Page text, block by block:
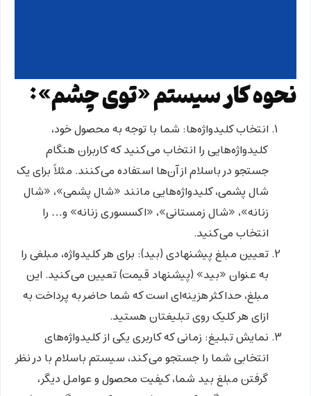
نحوه کار سیستم «توی چشم»:
انتخاب کلیدواژه‌ها: شما با توجه به محصول خود،
کلیدواژه‌هایی را انتخاب می‌کنید که کاربران هنگام
جستجو در باسلام از آن‌ها استفاده می‌کنند. مثلاً برای یک
شال پشمی، کلیدواژه‌هایی مانند «شال پشمی»، «شال
زنانه»، «شال زمستانی»، «اکسسوری زنانه» و… را
انتخاب می‌کنید.
تعیین مبلغ پیشنهادی (بید): برای هر کلیدواژه، مبلغی را
به عنوان «بید» (پیشنهاد قیمت) تعیین می‌کنید. این
مبلغ، حداکثر هزینه‌ای است که شما حاضر به پرداخت به
ازای هر کلیک روی تبلیغتان هستید.
نمایش تبلیغ: زمانی که کاربری یکی از کلیدواژه‌های
انتخابی شما را جستجو می‌کند، سیستم باسلام با در نظر
گرفتن مبلغ بید شما، کیفیت محصول و عوامل دیگر،